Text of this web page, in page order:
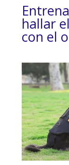
hallar
con el